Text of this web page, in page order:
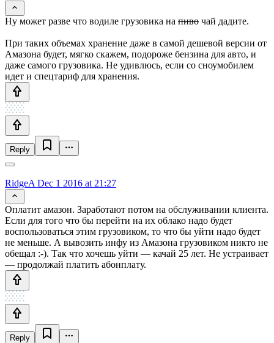
Ну может разве что водиле грузовика на пиво чай дадите.
При таких объемах хранение даже в самой дешевой версии от
Амазона будет, мягко скажем, подороже бензина для авто, и
даже самого грузовика. Не удивлюсь, если со сноумобилем
идет и спецтариф для хранения.
Reply
RidgeA Dec 1 2016 at 21:27
Оплатит амазон. Заработают потом на обслуживании клиента.
Если для того что бы перейти на их облако надо будет
воспользоваться этим грузовиком, то что бы уйти надо будет
не меньше. А вывозить инфу из Амазона грузовиком никто не
обещал :-). Так что хочешь уйти — качай 25 лет. Не устраивает
— продолжай платить абонплату.
Reply